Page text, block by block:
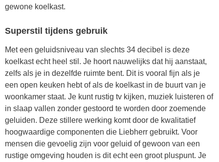
gewone koelkast.
Superstil tijdens gebruik
Met een geluidsniveau van slechts 34 decibel is deze
koelkast echt heel stil. Je hoort nauwelijks dat hij aanstaat,
zelfs als je in dezelfde ruimte bent. Dit is vooral fijn als je
een open keuken hebt of als de koelkast in de buurt van je
woonkamer staat. Je kunt rustig tv kijken, muziek luisteren of
in slaap vallen zonder gestoord te worden door zoemende
geluiden. Deze stillere werking komt door de kwalitatief
hoogwaardige componenten die Liebherr gebruikt. Voor
mensen die gevoelig zijn voor geluid of gewoon van een
rustige omgeving houden is dit echt een groot pluspunt. Je